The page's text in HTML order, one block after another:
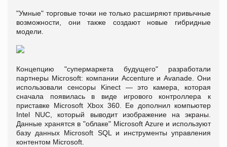
"Умные" торговые точки не только расширяют привычные
возможности, они также создают новые гибридные
модели.
Концепцию "супермаркета будущего" разработали
партнеры Microsoft: компании Accenture и Avanade. Они
использовали сенсоры Kinect — это камера, которая
сначала появилась в виде игрового контроллера к
приставке Microsoft Xbox 360. Ее дополнил компьютер
Intel NUC, который выводит изображение на экраны.
Данные хранятся в "облаке" Microsoft Azure и используют
базу данных Microsoft SQL и инструменты управления
контентом Microsoft.